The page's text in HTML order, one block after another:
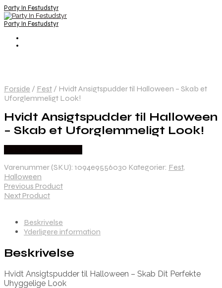
Party In Festudstyr
Party In Festudstyr
Forside / Fest / Hvidt Ansigtspudder til Halloween – Skab et
Uforglemmeligt Look!
Hvidt Ansigtspudder til Halloween
– Skab et Uforglemmeligt Look!
Varenummer (SKU): 1094e9556030 Kategorier: Fest,
Halloween
Previous Product
Next Product
Beskrivelse
Yderligere information
Beskrivelse
Hvidt Ansigtspudder til Halloween – Skab Dit Perfekte
Uhyggelige Look